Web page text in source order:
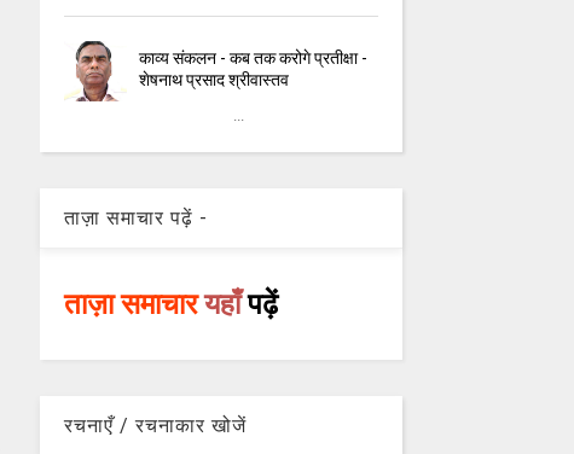
काव्य संकलन - कब तक करोगे प्रतीक्षा -
शेषनाथ प्रसाद श्रीवास्तव
...
ताज़ा समाचार पढ़ें -
ताज़ा समाचारयहाँपढ़ें
रचनाएँ / रचनाकार खोजें